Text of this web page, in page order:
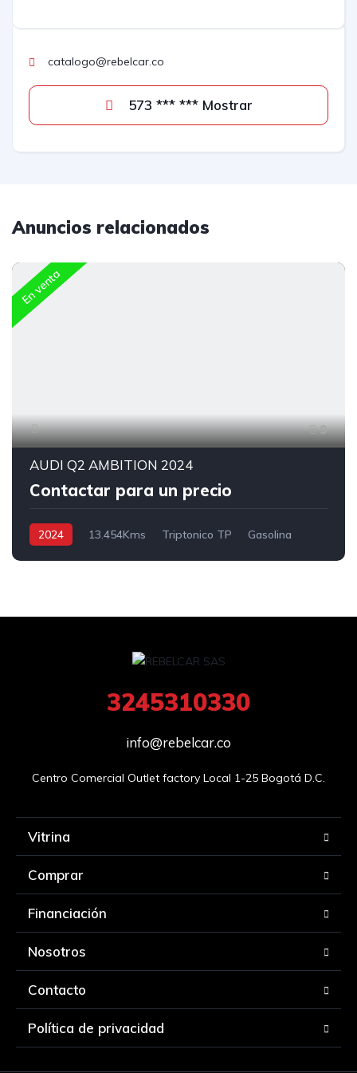
catalogo@rebelcar.co
573 *** *** Mostrar
Anuncios relacionados
En venta
9
AUDI Q2 AMBITION 2024
Contactar para un precio
2024 13.454Kms Triptonico TP
Gasolina
3245310330
info@rebelcar.co
Centro Comercial Outlet factory Local 1-25 Bogotá D.C.
Vitrina
Comprar
Financiación
Nosotros
Contacto
Política de privacidad